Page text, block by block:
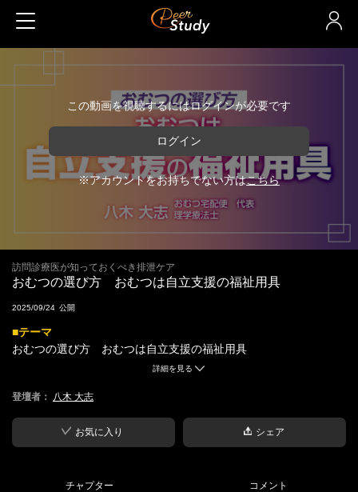
この動画を視聴するにはログインが必要です
ログイン
※アカウントをお持ちでない方はこちら
訪問診療医が知っておくべき排泄ケア
おむつの選び方 おむつは自立支援の福祉用具
2025/09/24
■テーマ
おむつの選び方 おむつは自立支援の福祉用具
訪問診療医が知っておくべきおむつ選定と排泄ケアを、自立支援
の視点から解説。地域活動の事例も交え、外出支援や社会参加に
つながるおむつの役割を紹介します。
氏
詳細を見る
登壇者： 八木 大志
お気に入り シェア
チャプター コメント